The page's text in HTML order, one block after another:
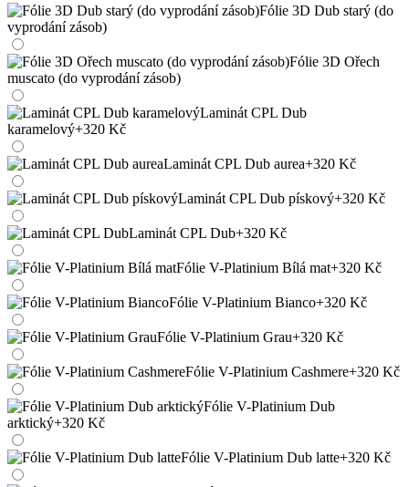
Fólie 3D Dub starý (do
vyprodání zásob)
Fólie 3D Ořech
muscato (do vyprodání zásob)
Laminát CPL Dub
karamelový+320 Kč
Laminát CPL Dub aurea+320 Kč
Laminát CPL Dub pískový+320 Kč
Laminát CPL Dub+320 Kč
Fólie V-Platinium Bílá mat+320 Kč
Fólie V-Platinium Bianco+320 Kč
Fólie V-Platinium Grau+320 Kč
Fólie V-Platinium Cashmere+320 Kč
Fólie V-Platinium Dub
arktický+320 Kč
Fólie V-Platinium Dub latte+320 Kč